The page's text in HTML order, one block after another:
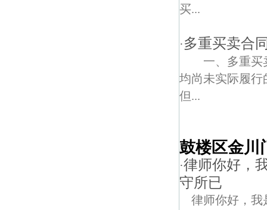
买...
·多重买卖合
一、多重
均尚未实际履行
但...
鼓楼区金川
·律师你好，
守所已
律师你好，我